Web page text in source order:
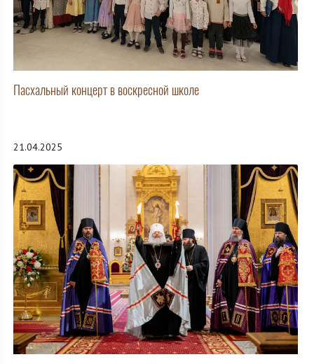
Пасхальный концерт в воскресной школе
21.04.2025